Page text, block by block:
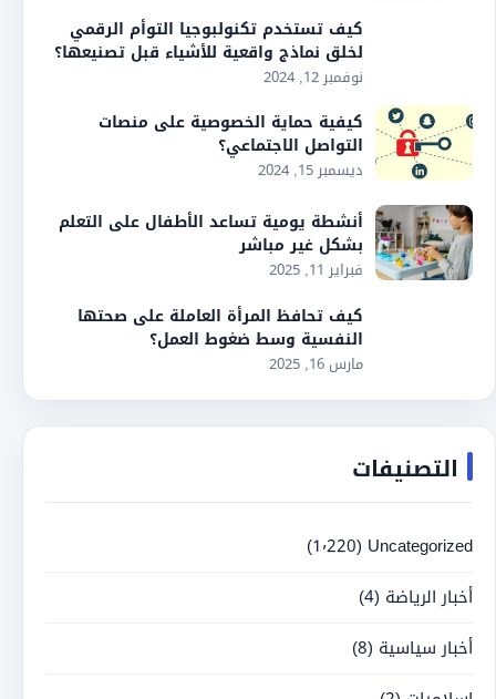
كيف تستخدم تكنولبوجيا التوأم الرقمي
لخلق نماذج واقعية للأشياء قبل تصنيعها؟
نوفمبر 12, 2024
كيفية حماية الخصوصية على منصات
التواصل الاجتماعي؟
ديسمبر 15, 2024
أنشطة يومية تساعد الأطفال على التعلم
بشكل غير مباشر
فبراير 11, 2025
كيف تحافظ المرأة العاملة على صحتها
النفسية وسط ضغوط العمل؟
مارس 16, 2025
التصنيفات
Uncategorized (1٬220)
أخبار الرياضة (4)
أخبار سياسية (8)